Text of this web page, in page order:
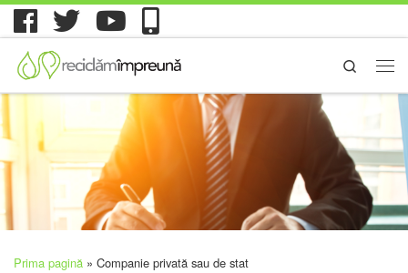
Search
Prima pagină » Companie privată sau de stat